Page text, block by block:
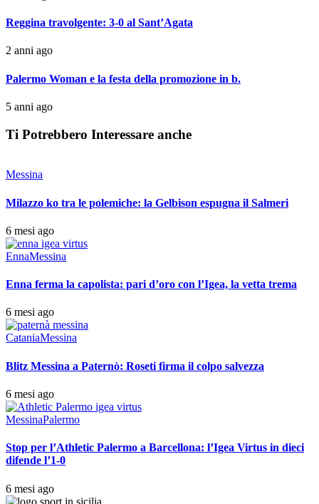
Reggina travolgente: 3-0 al Sant’Agata
2 anni ago
Palermo Woman e la festa della promozione in b.
5 anni ago
Ti Potrebbero Interessare anche
Messina
Milazzo ko tra le polemiche: la Gelbison espugna il Salmeri
6 mesi ago
EnnaMessina
Enna ferma la capolista: pari d’oro con l’Igea, la vetta trema
6 mesi ago
CataniaMessina
Blitz Messina a Paternò: Roseti firma il colpo salvezza
6 mesi ago
MessinaPalermo
Stop per l’Athletic Palermo a Barcellona: l’Igea Virtus in dieci
difende l’1-0
6 mesi ago